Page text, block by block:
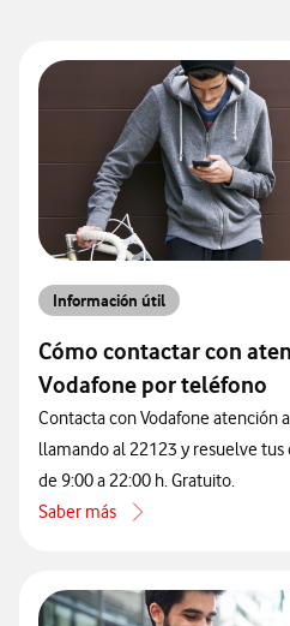
Información útil
Cómo contactar con
Vodafone por teléfono
Contacta con Vodafone atención
llamando al 22123 y resuelve tus
de 9:00 a 22:00 h. Gratuito.
Saber más
acerca de Cómo contactar con